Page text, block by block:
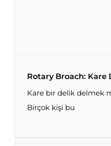
Rotary Broach: Kare
Rotary Broach: Kare
Kare bir delik delmek
Birçok kişi bu